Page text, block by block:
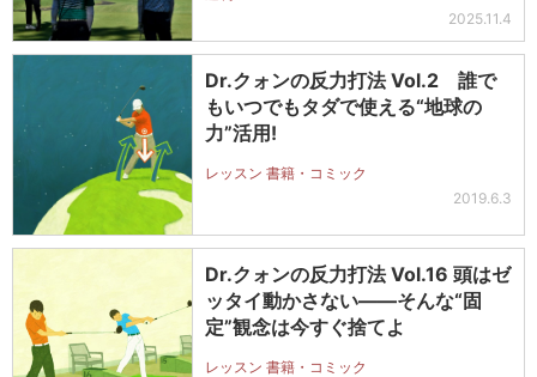
2025.11.4
Dr.クォンの反力打法 Vol.2 誰で
もいつでもタダで使える“地球の
力”活用!
レッスン 書籍・コミック
2019.6.3
Dr.クォンの反力打法 Vol.16 頭はゼ
ッタイ動かさない――そんな“固
定”観念は今すぐ捨てよ
レッスン 書籍・コミック